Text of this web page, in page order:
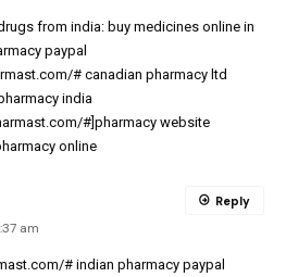
from india: buy medicines online in
paypal
# canadian pharmacy ltd
india
#]pharmacy website
online
am
# indian pharmacy paypal
Reply